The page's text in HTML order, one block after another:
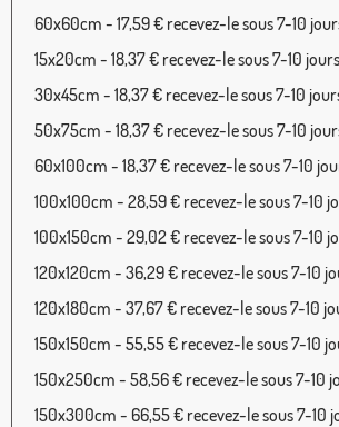
60x60cm - 17,59 € recevez-le sous 7-10
15x20cm - 18,37 € recevez-le sous 7-10 jours
30x45cm - 18,37 € recevez-le sous 7-10
50x75cm - 18,37 € recevez-le sous 7-10
60x100cm - 18,37 € recevez-le sous 7-10
100x100cm - 28,59 € recevez-le sous 7-10
100x150cm - 29,02 € recevez-le sous 7-10
120x120cm - 36,29 € recevez-le sous 7-10
120x180cm - 37,67 € recevez-le sous 7-10
150x150cm - 55,55 € recevez-le sous 7-10
150x250cm - 58,56 € recevez-le sous 7-10
150x300cm - 66,55 € recevez-le sous 7-10